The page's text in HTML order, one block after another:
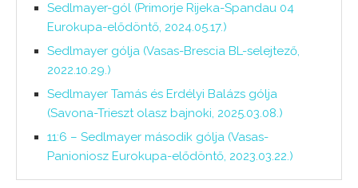
Sedlmayer-gól (Primorje Rijeka-Spandau 04
Eurokupa-elődöntő, 2024.05.17.)
Sedlmayer gólja (Vasas-Brescia BL-selejtező,
2022.10.29.)
Sedlmayer Tamás és Erdélyi Balázs gólja
(Savona-Trieszt olasz bajnoki, 2025.03.08.)
11:6 – Sedlmayer második gólja (Vasas-
Panioniosz Eurokupa-elődöntő, 2023.03.22.)